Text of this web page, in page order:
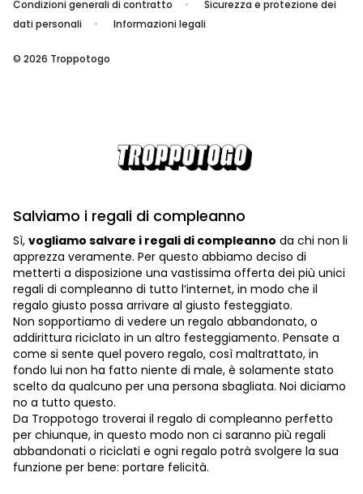
Condizioni generali di contratto
Sicurezza e protezione dei
dati personali
Informazioni legali
© 2026 Troppotogo
Salviamo i regali di compleanno
Sì, vogliamo salvare i regali di compleanno da chi non li
apprezza veramente. Per questo abbiamo deciso di
metterti a disposizione una vastissima offerta dei più unici
regali di compleanno di tutto l’internet, in modo che il
regalo giusto possa arrivare al giusto festeggiato.
Non sopportiamo di vedere un regalo abbandonato, o
addirittura riciclato in un altro festeggiamento. Pensate a
come si sente quel povero regalo, così maltrattato, in
fondo lui non ha fatto niente di male, è solamente stato
scelto da qualcuno per una persona sbagliata. Noi diciamo
no a tutto questo.
Da Troppotogo troverai il regalo di compleanno perfetto
per chiunque, in questo modo non ci saranno più regali
abbandonati o riciclati e ogni regalo potrà svolgere la sua
funzione per bene: portare felicità.